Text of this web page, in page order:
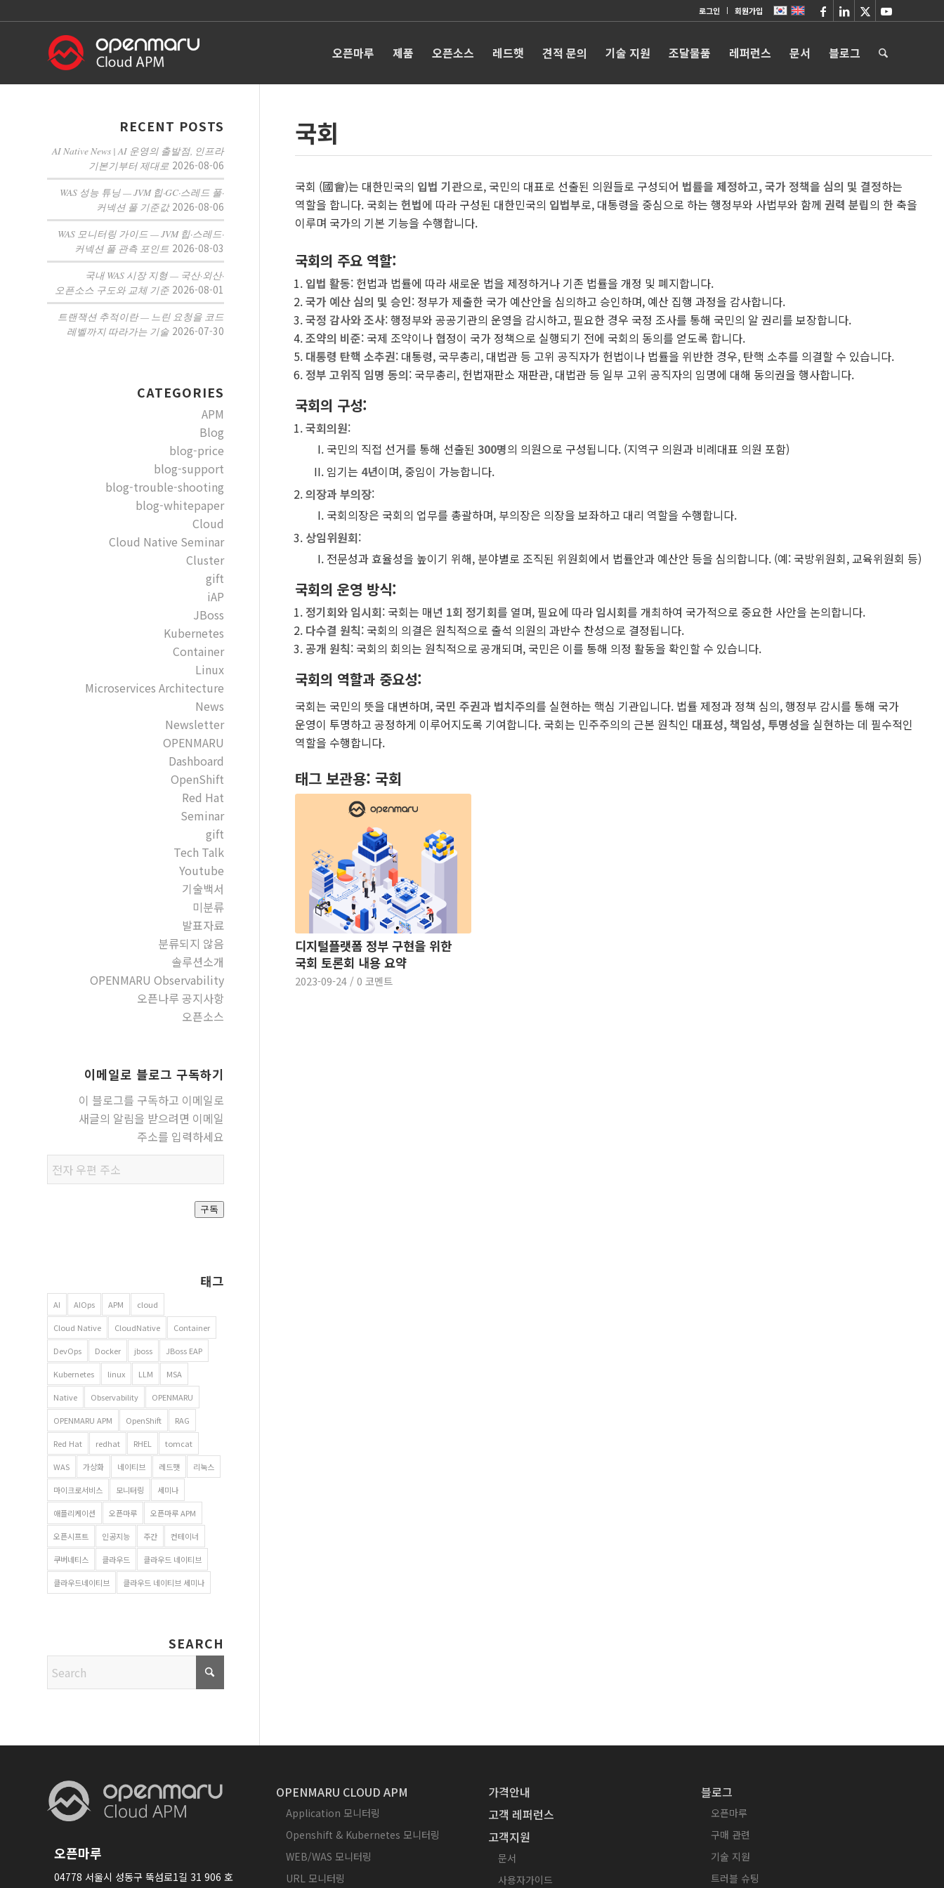
로그인 회원가입
오픈마루 제품 오픈소스 레드햇 견적 문의 기술 지원 조달물품 레퍼런스 문서 블로그
국회
국회 (國會)는 대한민국의 입법 기관으로, 국민의 대표로 선출된 의원들로 구성되어 법률을 제정하고, 국가 정책을 심의 및 결정하는
역할을 합니다. 국회는 헌법에 따라 구성된 대한민국의 입법부로, 대통령을 중심으로 하는 행정부와 사법부와 함께 권력 분립의 한 축을
이루며 국가의 기본 기능을 수행합니다.
국회의 주요 역할:
입법 활동: 헌법과 법률에 따라 새로운 법을 제정하거나 기존 법률을 개정 및 폐지합니다.
국가 예산 심의 및 승인: 정부가 제출한 국가 예산안을 심의하고 승인하며, 예산 집행 과정을 감사합니다.
국정 감사와 조사: 행정부와 공공기관의 운영을 감시하고, 필요한 경우 국정 조사를 통해 국민의 알 권리를 보장합니다.
조약의 비준: 국제 조약이나 협정이 국가 정책으로 실행되기 전에 국회의 동의를 얻도록 합니다.
대통령 탄핵 소추권: 대통령, 국무총리, 대법관 등 고위 공직자가 헌법이나 법률을 위반한 경우, 탄핵 소추를 의결할 수 있습니다.
정부 고위직 임명 동의: 국무총리, 헌법재판소 재판관, 대법관 등 일부 고위 공직자의 임명에 대해 동의권을 행사합니다.
국회의 구성:
국회의원:
국민의 직접 선거를 통해 선출된 300명의 의원으로 구성됩니다. (지역구 의원과 비례대표 의원 포함)
임기는 4년이며, 중임이 가능합니다.
의장과 부의장:
국회의장은 국회의 업무를 총괄하며, 부의장은 의장을 보좌하고 대리 역할을 수행합니다.
상임위원회:
전문성과 효율성을 높이기 위해, 분야별로 조직된 위원회에서 법률안과 예산안 등을 심의합니다. (예: 국방위원회, 교육위원회 등)
국회의 운영 방식:
정기회와 임시회: 국회는 매년 1회 정기회를 열며, 필요에 따라 임시회를 개최하여 국가적으로 중요한 사안을 논의합니다.
다수결 원칙: 국회의 의결은 원칙적으로 출석 의원의 과반수 찬성으로 결정됩니다.
공개 원칙: 국회의 회의는 원칙적으로 공개되며, 국민은 이를 통해 의정 활동을 확인할 수 있습니다.
국회의 역할과 중요성:
국회는 국민의 뜻을 대변하며,국민 주권과 법치주의를 실현하는 핵심 기관입니다. 법률 제정과 정책 심의, 행정부 감시를 통해 국가
운영이 투명하고 공정하게 이루어지도록 기여합니다. 국회는 민주주의의 근본 원칙인 대표성, 책임성, 투명성을 실현하는 데 필수적인
역할을 수행합니다.
태그 보관용: 국회
디지털플랫폼 정부 구현을 위한
국회 토론회 내용 요약
2023-09-24 / 0 코멘트
RECENT POSTS
AI Native News | AI 운영의 출발점, 인프라
기본기부터 제대로 2026-08-06
WAS 성능 튜닝 — JVM 힙·GC·스레드 풀·
커넥션 풀 기준값 2026-08-06
WAS 모니터링 가이드 — JVM 힙·스레드·
커넥션 풀 관측 포인트 2026-08-03
국내 WAS 시장 지형 — 국산·외산·
오픈소스 구도와 교체 기준 2026-08-01
트랜잭션 추적이란 — 느린 요청을 코드
레벨까지 따라가는 기술 2026-07-30
CATEGORIES
APM
Blog
blog-price
blog-support
blog-trouble-shooting
blog-whitepaper
Cloud
Cloud Native Seminar
Cluster
gift
iAP
JBoss
Kubernetes
Container
Linux
Microservices Architecture
News
Newsletter
OPENMARU
Dashboard
OpenShift
Red Hat
Seminar
gift
Tech Talk
Youtube
기술백서
미분류
발표자료
분류되지 않음
솔루션소개
OPENMARU Observability
오픈나루 공지사항
오픈소스
이메일로 블로그 구독하기
이 블로그를 구독하고 이메일로
새글의 알림을 받으려면 이메일
주소를 입력하세요
우편
주소
구독
태그
AI AIOps APM cloud
Cloud Native CloudNative Container
DevOps Docker jboss JBoss EAP
Kubernetes linux LLM MSA
Native Observability OPENMARU
OPENMARU APM OpenShift RAG
Red Hat redhat RHEL tomcat
WAS 가상화 네이티브 레드햇 리눅스
마이크로서비스 모니터링 세미나
애플리케이션 오픈마루 오픈마루 APM
오픈시프트 인공지능 주간 컨테이너
쿠버네티스 클라우드 클라우드 네이티브
클라우드네이티브 클라우드 네이티브 세미나
SEARCH
오픈마루
04778 서울시 성동구 뚝섬로1길 31 906 호
OPENMARU CLOUD APM
Application 모니터링
Openshift & Kubernetes 모니터링
WEB/WAS 모니터링
URL 모니터링
가격안내
고객 레퍼런스
고객지원
문서
사용자가이드
블로그
오픈마루
구매 관련
기술 지원
트러블 슈팅